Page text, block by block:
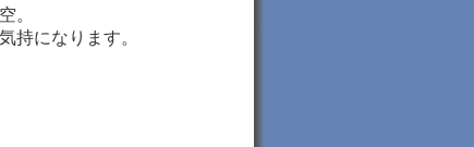
。
持になります。